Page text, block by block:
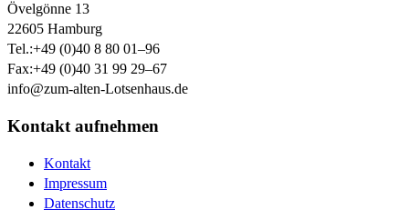
Övelgönne 13
22605 Hamburg
Tel.:+49 (0)40 8 80 01–96
Fax:+49 (0)40 31 99 29–67
info@zum-alten-Lotsenhaus.de
Kontakt aufnehmen
Kontakt
Impressum
Datenschutz